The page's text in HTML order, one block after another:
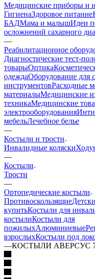
Медицинские приборы и
ГигиенаЗдоровое питание
БАДМама и малышИдеи
осложнений сахарного
—
Реабилитационное
Диагностические тест-
товарыОптика
одеждаОборудование для
инструментовРасходные
материалыМедицинские
техникаМедицинские
электрооборудования
мебельЛечебное белье
—
Костыли и трости
Инвалидные коляски
—
Костыли
Трости
—
Ортопедические костыли
Противоскользящие
купитьКостыли для
костылиКостыли для
пожилыхАлюминиевые
взрослыхКостыли под
—КОСТЫЛИ АВЕРСУС